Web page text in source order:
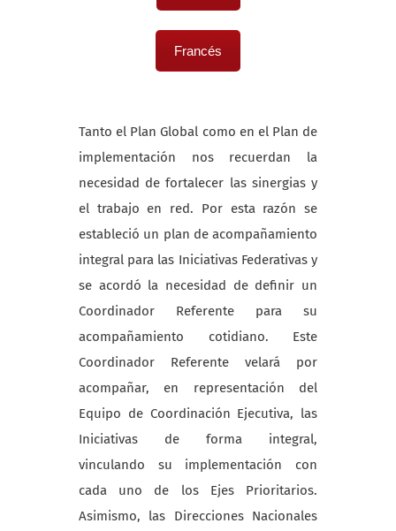
Francés
Tanto el Plan Global como en el Plan de
implementación nos recuerdan la
necesidad de fortalecer las sinergias y
el trabajo en red. Por esta razón se
estableció un plan de acompañamiento
integral para las Iniciativas Federativas y
se acordó la necesidad de definir un
Coordinador Referente para su
acompañamiento cotidiano. Este
Coordinador Referente velará por
acompañar, en representación del
Equipo de Coordinación Ejecutiva, las
Iniciativas de forma integral,
vinculando su implementación con
cada uno de los Ejes Prioritarios.
Asimismo, las Direcciones Nacionales